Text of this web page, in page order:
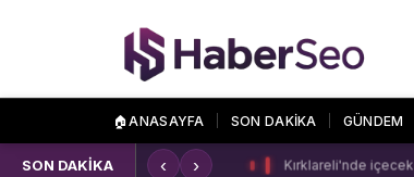
🏠ANASAYFA SON DAKİKA GÜNDEM
SON DAKİKA ‹ › Kırklareli'nde içecek